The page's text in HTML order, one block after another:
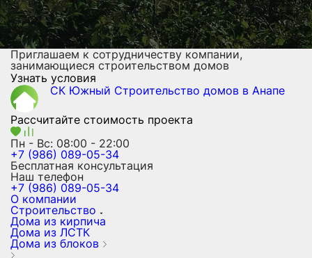
Приглашаем к сотрудничеству компании,
занимающиеся строительством домов
Узнать условия
СК Южный Строительство домов в Анапе
Рассчитайте стоимость проекта
Пн - Вс: 08:00 - 22:00
+7 (986) 089-05-34
Бесплатная консультация
Наш телефон
+7 (986) 089-05-34
О компании
Строительство
Дома из кирпича
Дома из ЛСТК
Дома из блоков